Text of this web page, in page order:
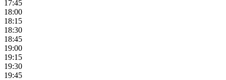
17:45
18:00
18:15
18:30
18:45
19:00
19:15
19:30
19:45